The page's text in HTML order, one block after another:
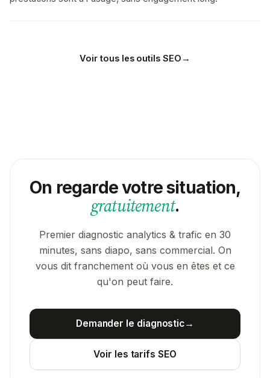
Voir tous les outils SEO →
On regarde votre situation,
gratuitement.
Premier diagnostic analytics & trafic en 30
minutes, sans diapo, sans commercial. On
vous dit franchement où vous en êtes et ce
qu'on peut faire.
Demander le diagnostic→
Voir les tarifs SEO